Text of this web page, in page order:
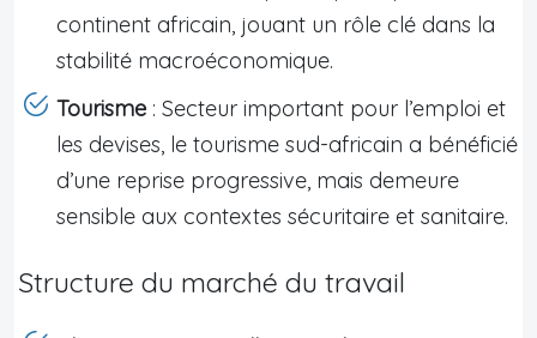
continent africain, jouant un rôle clé dans la
stabilité macroéconomique.
Tourisme : Secteur important pour l’emploi et
les devises, le tourisme sud-africain a bénéficié
d’une reprise progressive, mais demeure
sensible aux contextes sécuritaire et sanitaire.
Structure du marché du travail